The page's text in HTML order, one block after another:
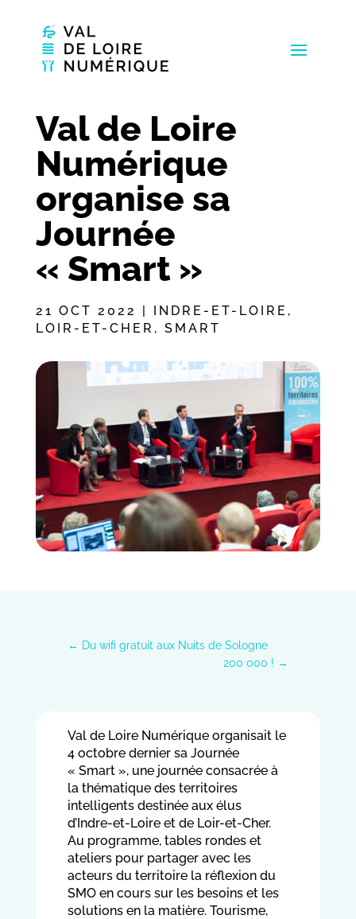
Val de Loire
Numérique
organise sa
Journée
« Smart »
21 OCT 2022 | INDRE-ET-LOIRE ,
LOIR-ET-CHER , SMART
← Du wifi gratuit aux Nuits de Sologne
200 000 ! →
Val de Loire Numérique organisait le
4 octobre dernier sa Journée
« Smart », une journée consacrée à
la thématique des territoires
intelligents destinée aux élus
d’Indre-et-Loire et de Loir-et-Cher.
Au programme, tables rondes et
ateliers pour partager avec les
acteurs du territoire la réflexion du
SMO en cours sur les besoins et les
solutions en la matière. Tourisme,